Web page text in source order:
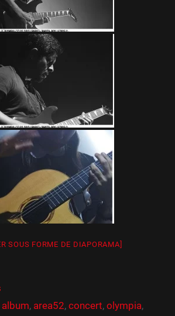
SOUS FORME DE DIAPORAMA]
album, area52,concert,olympia,